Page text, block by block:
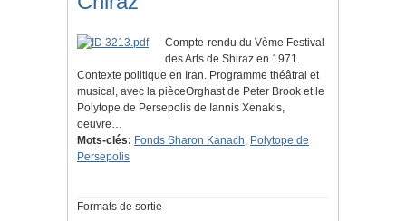
Compte-rendu du Vème Festival
des Arts de Shiraz en 1971.
Contexte politique en Iran. Programme théâtral et
musical, avec la pièceOrghast de Peter Brook et le
Polytope de Persepolis de Iannis Xenakis,
oeuvre…
Mots-clés: Fonds Sharon Kanach, Polytope de
Persepolis
Formats de sortie